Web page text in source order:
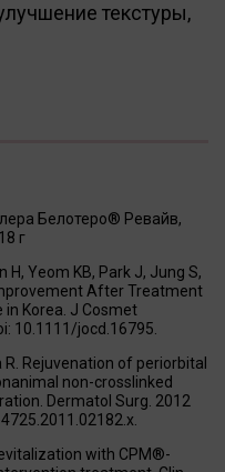
текстуры,
Белотеро® Ревайв,
г
H, Yeom KB, Park J, Jung S,
After Treatment
in Korea. J Cosmet
10.1111/jocd.16795.
R. Rejuvenation of periorbital
non-crosslinked
Dermatol Surg. 2012
with CPM®-